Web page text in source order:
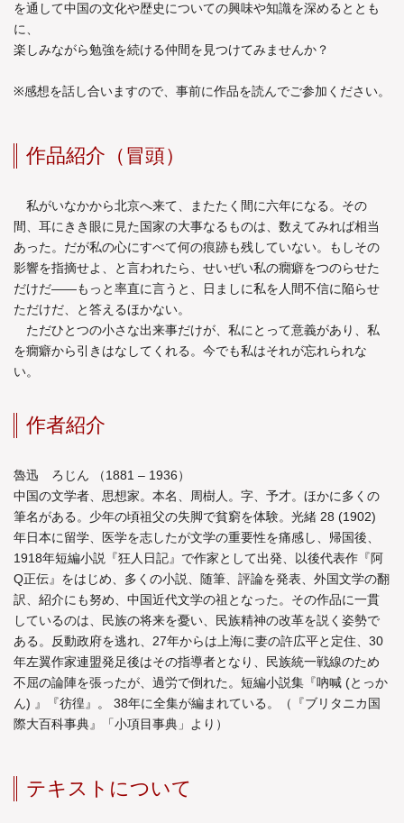
を通して中国の文化や歴史についての興味や知識を深めるととも
に、
楽しみながら勉強を続ける仲間を見つけてみませんか？
※感想を話し合いますので、事前に作品を読んでご参加ください。
作品紹介（冒頭）
私がいなかから北京へ来て、またたく間に六年になる。その
間、耳にきき眼に見た国家の大事なるものは、数えてみれば相当
あった。だが私の心にすべて何の痕跡も残していない。もしその
影響を指摘せよ、と言われたら、せいぜい私の癇癖をつのらせた
だけだ――もっと率直に言うと、日ましに私を人間不信に陥らせ
ただけだ、と答えるほかない。
ただひとつの小さな出来事だけが、私にとって意義があり、私
を癇癖から引きはなしてくれる。今でも私はそれが忘れられな
い。
作者紹介
魯迅 ろじん （1881 – 1936）
中国の文学者、思想家。本名、周樹人。字、予才。ほかに多くの
筆名がある。少年の頃祖父の失脚で貧窮を体験。光緒 28 (1902)
年日本に留学、医学を志したが文学の重要性を痛感し、帰国後、
1918年短編小説『狂人日記』で作家として出発、以後代表作『阿
Q正伝』をはじめ、多くの小説、随筆、評論を発表、外国文学の翻
訳、紹介にも努め、中国近代文学の祖となった。その作品に一貫
しているのは、民族の将来を憂い、民族精神の改革を説く姿勢で
ある。反動政府を逃れ、27年からは上海に妻の許広平と定住、30
年左翼作家連盟発足後はその指導者となり、民族統一戦線のため
不屈の論陣を張ったが、過労で倒れた。短編小説集『吶喊 (とっか
ん) 』『彷徨』。 38年に全集が編まれている。（『ブリタニカ国
際大百科事典』「小項目事典」より）
テキストについて